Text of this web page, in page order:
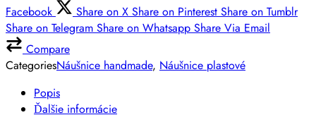
Facebook
Share on X Share on Pinterest Share on Tumblr
Share on Telegram Share on Whatsapp Share Via Email
Compare
CategoriesNáušnice handmade, Náušnice plastové
Popis
Ďalšie informácie